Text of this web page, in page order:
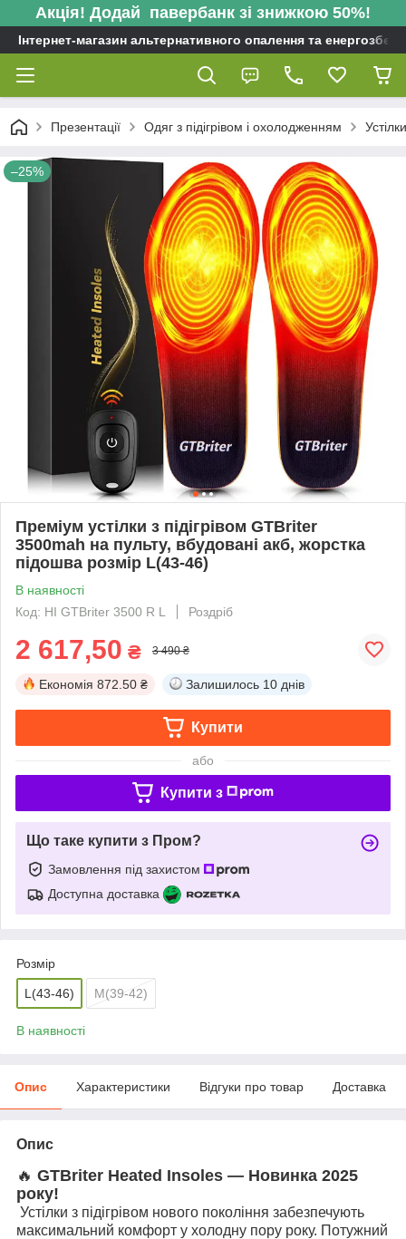
Акція! Додай павербанк зі знижкою 50%!
Інтернет-магазин альтернативного опалення та
Презентації Одяг з підігрівом і охолодженням
–25%
Преміум устілки з підігрівом GTBriter
3500mah на пульту, вбудовані акб, жорстка
підошва розмір L(43-46)
В наявності
Код: HI GTBriter 3500 R L
Роздріб
2 617,50 ₴ 3 490 ₴
Економія 872.50 ₴ Залишилось 10 днів
Купити
або
Купити з
Що таке купити з Пром?
Замовлення під захистом
Доступна доставка
Розмір
L(43-46) M(39-42)
В наявності
Опис Характеристики Відгуки про товар Доставка
Опис
🔥 GTBriter Heated Insoles — Новинка 2025
року!
Устілки з підігрівом нового покоління забезпечують
максимальний комфорт у холодну пору року. Потужний